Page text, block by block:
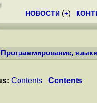
НОВОСТИ (+)
Contents Contents